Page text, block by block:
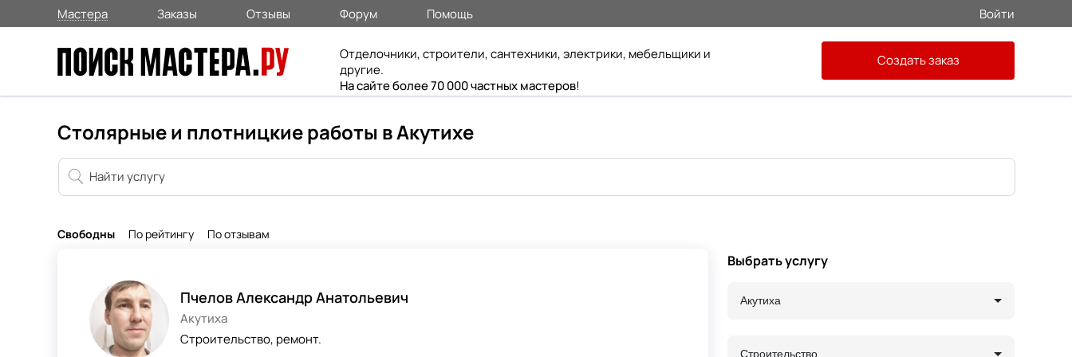
Мастера Заказы Отзывы Форум Помощь Войти
Отделочники, строители, сантехники, электрики, мебельщики и
другие.
На сайте более 70 000 частных мастеров!
Создать заказ
Столярные и плотницкие работы в Акутихе
Свободны По рейтингу По отзывам
Пчелов Александр Анатольевич
Акутиха
Строительство, ремонт.
Выбрать услугу
Акутиха
Строительство